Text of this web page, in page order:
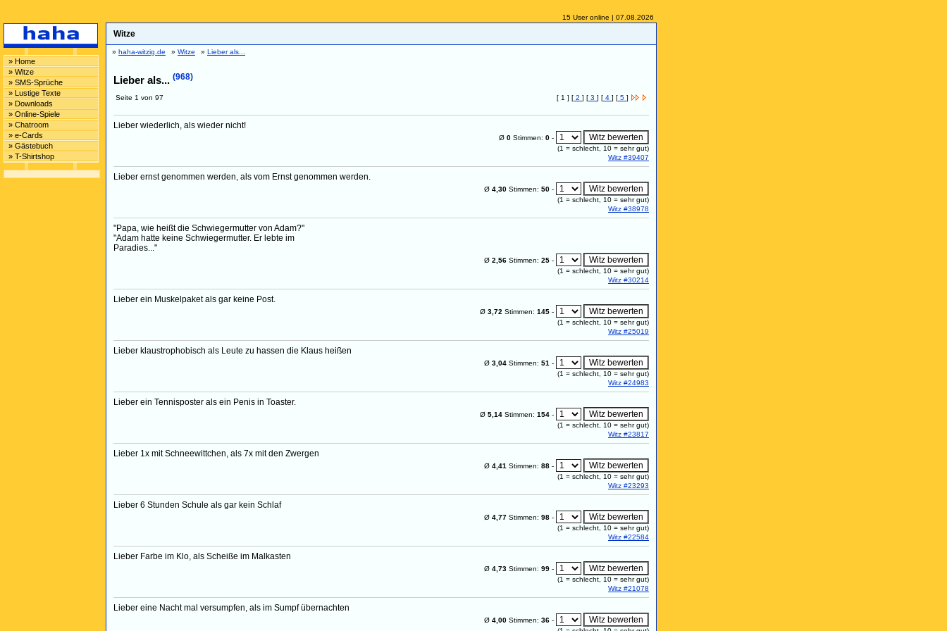
» Home
» Witze
» SMS-Sprüche
» Lustige Texte
» Downloads
» Online-Spiele
» Chatroom
» e-Cards
» Gästebuch
» T-Shirtshop
15 User online | 07.08.2026
Witze
» haha-witzig.de » Witze » Lieber als...
Lieber als... (968)
Seite 1 von 97 [ 1 ] [ 2 ] [ 3 ] [ 4 ] [ 5 ]
Lieber wiederlich, als wieder nicht!
Ø 0 Stimmen: 0 -
(1 = schlecht, 10 = sehr gut)
Witz #39407
Lieber ernst genommen werden, als vom Ernst genommen werden.
Ø 4,30 Stimmen: 50 -
(1 = schlecht, 10 = sehr gut)
Witz #38978
"Papa, wie heißt die Schwiegermutter von Adam?"
"Adam hatte keine Schwiegermutter. Er lebte im
Paradies..."
Ø 2,56 Stimmen: 25 -
(1 = schlecht, 10 = sehr gut)
Witz #30214
Lieber ein Muskelpaket als gar keine Post.
Ø 3,72 Stimmen: 145 -
(1 = schlecht, 10 = sehr gut)
Witz #25019
Lieber klaustrophobisch als Leute zu hassen die Klaus heißen
Ø 3,04 Stimmen: 51 -
(1 = schlecht, 10 = sehr gut)
Witz #24983
Lieber ein Tennisposter als ein Penis in Toaster.
Ø 5,14 Stimmen: 154 -
(1 = schlecht, 10 = sehr gut)
Witz #23817
Lieber 1x mit Schneewittchen, als 7x mit den Zwergen
Ø 4,41 Stimmen: 88 -
(1 = schlecht, 10 = sehr gut)
Witz #23293
Lieber 6 Stunden Schule als gar kein Schlaf
Ø 4,77 Stimmen: 98 -
(1 = schlecht, 10 = sehr gut)
Witz #22584
Lieber Farbe im Klo, als Scheiße im Malkasten
Ø 4,73 Stimmen: 99 -
(1 = schlecht, 10 = sehr gut)
Witz #21078
Lieber eine Nacht mal versumpfen, als im Sumpf übernachten
Ø 4,00 Stimmen: 36 -